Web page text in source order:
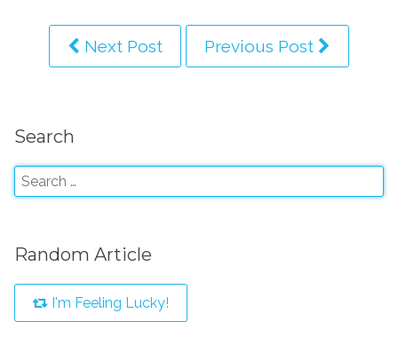
Next Post Previous Post
Search
Random Article
I'm Feeling Lucky!